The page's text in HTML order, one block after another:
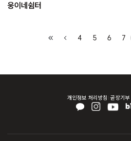
웅이네쉼터
4 5 6 7
개인정보 처리방침 곧장기